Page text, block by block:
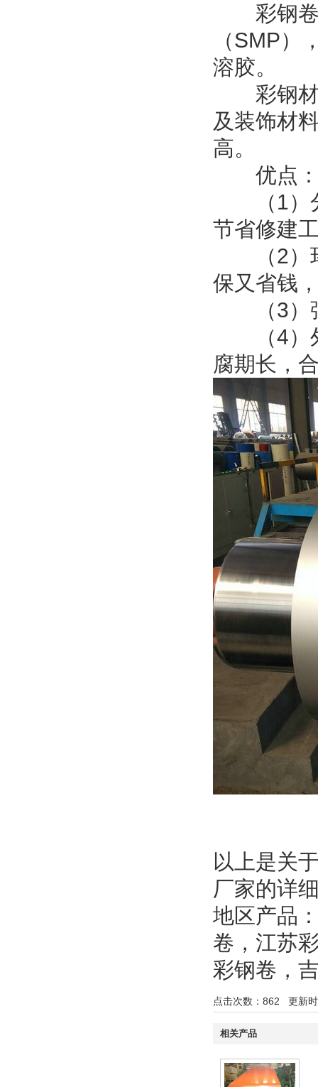
彩钢卷
（SMP）
溶胶。
彩钢材
及装饰材
高。
优点
（1）分
节省修建
（2）环
保又省钱
（3）强
（4）外
腐期长，
以上是关
厂家的详
地区产品
卷 ， 江苏
彩钢卷 ，
点击次数： 862 更新
相关产品